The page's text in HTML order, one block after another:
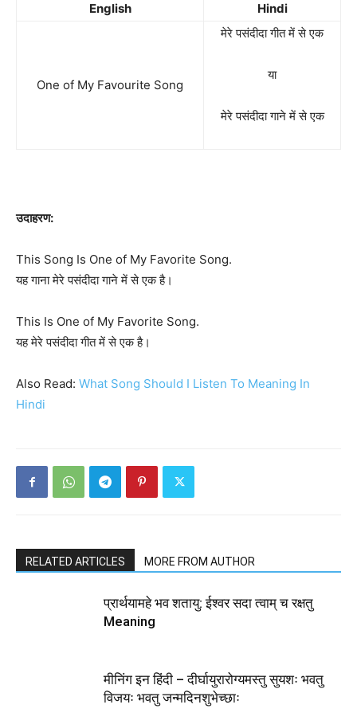
English Hindi
One of My Favourite Song
मेरे पसंदीदा गीत में से एक
या
मेरे पसंदीदा गाने में से एक
उदाहरण:
This Song Is One of My Favorite Song.
यह गाना मेरे पसंदीदा गाने में से एक है।
This Is One of My Favorite Song.
यह मेरे पसंदीदा गीत में से एक है।
Also Read: What Song Should I Listen To Meaning In
Hindi
RELATED ARTICLES MORE FROM AUTHOR
प्रार्थयामहे भव शतायु: ईश्वर सदा त्वाम् च रक्षतु
Meaning
मीनिंग इन हिंदी – दीर्घायुरारोग्यमस्तु सुयशः भवतु
विजयः भवतु जन्मदिनशुभेच्छाः